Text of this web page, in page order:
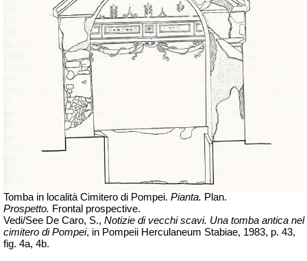
Tomba in località Cimitero di Pompei. Pianta. Plan.
Prospetto. Frontal prospective.
Vedi/See De Caro, S., Notizie di vecchi scavi. Una tomba antica nel
cimitero di Pompei, in Pompeii Herculaneum Stabiae, 1983, p. 43,
fig. 4a, 4b.